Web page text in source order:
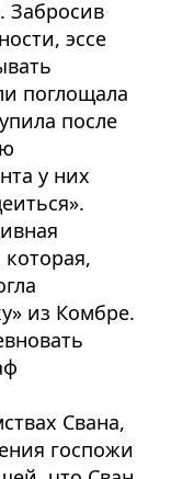
Забросив
эссе
поглощала
после
у них
из Комбре.
Свана,
госпожи